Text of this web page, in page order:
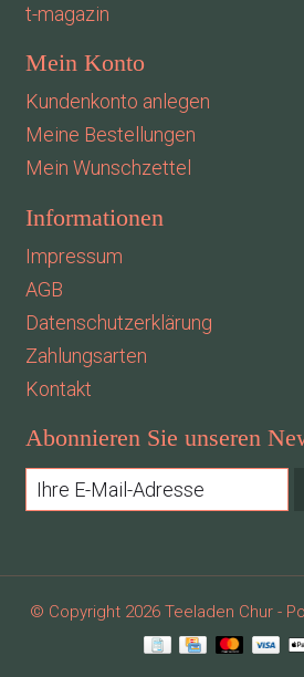
t-magazin
Mein Konto
Kundenkonto anlegen
Meine Bestellungen
Mein Wunschzettel
Informationen
Impressum
AGB
Datenschutzerklärung
Zahlungsarten
Kontakt
Abonnieren Sie unseren
© Copyright 2026 Teeladen Chur -